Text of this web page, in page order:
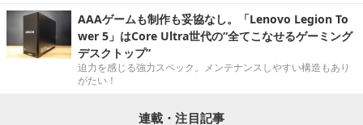
AAAゲームも制作も妥協なし。「Lenovo Legion To
wer 5」はCore Ultra世代の“全てこなせるゲーミング
デスクトップ”
迫力を感じる強力スペック。メンテナンスしやすい構造もあり
がたい！
連載・注目記事